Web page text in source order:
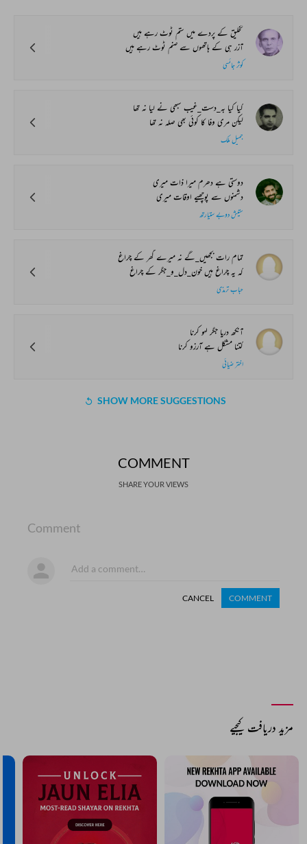
تخلیق کے پردے میں ستم ٹوٹ رہے ہیں
آزر ہی کے ہاتھوں سے صنم ٹوٹ رہے ہیں
کوثر جائسی
کیا کیا بہ_دست_غیب سبھی نے لیا نہ تھا
لیکن مری وفا کا کوئی بھی صلہ نہ تھا
جمیل ملک
دوستی ہے دھرم میرا ذات میری
دشمنوں سے پوچھیے اوقات میری
ستیش دوبے ستیارتھ
تمام رات بجھیں_گے نہ میرے گھر کے چراغ
کہ یہ چراغ ہیں خون_دل_و_جگر کے چراغ
حباب ترمذی
آنکھ دریا جگر لہو کرنا
کتنا مشکل ہے آرزو کرنا
اختر ضیائی
SHOW MORE SUGGESTIONS
COMMENT
SHARE YOUR VIEWS
Comment
CANCEL COMMENT
مزید دریافت کیجیے